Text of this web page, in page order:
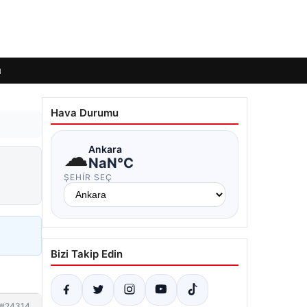
Hava Durumu
☁Ankara
NaN°C
ŞEHIR SEÇ
Bizi Takip Edin